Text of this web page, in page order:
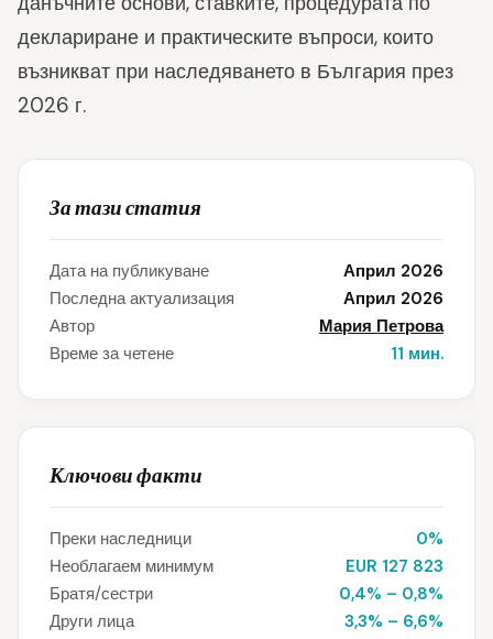
деклариране и практическите въпроси, които
възникват при наследяването в България през
2026 г.
За тази статия
Дата на публикуване
Април 2026
Последна актуализация
Април 2026
Автор
Мария Петрова
Време за четене
11 мин.
Ключови факти
Преки наследници
0%
Необлагаем минимум
EUR 127 823
Братя/сестри
0,4% – 0,8%
Други лица
3,3% – 6,6%